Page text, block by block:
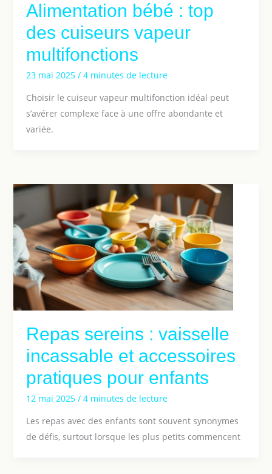
Alimentation bébé : top
des cuiseurs vapeur
multifonctions
23 mai 2025 / 4 minutes de lecture
Choisir le cuiseur vapeur multifonction idéal peut
s’avérer complexe face à une offre abondante et
variée.
Repas sereins : vaisselle
incassable et accessoires
pratiques pour enfants
12 mai 2025 / 4 minutes de lecture
Les repas avec des enfants sont souvent synonymes
de défis, surtout lorsque les plus petits commencent